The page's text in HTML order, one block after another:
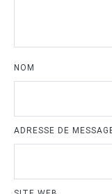
NOM
ADRESSE DE